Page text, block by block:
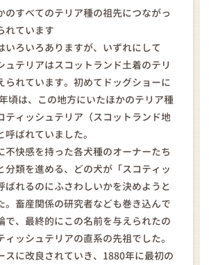
のすべてのテリア種の祖先につながっ
れています
いろいろありますが、いずれにして
ュテリアはスコットランド土着のテリ
られています。初めてドッグショーに
頃は、この地方にいたほかのテリア種
ティッシュテリア（スコットランド地
ばれていました。
不快感を持った各犬種のオーナーたち
分類を進める、どの犬が「スコティッ
ばれるのにふさわしいかを決めようと
。畜産関係の研究者なども巻き込んで
で、最終的にこの名前を与えられたの
ィッシュテリアの直系の先祖でした。
スに改良されていき、1880年に最初の